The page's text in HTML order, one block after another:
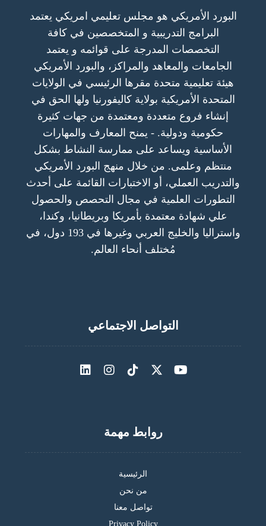
البورد الأمريكي هو مجلس تعليمي امريكي يعتمد
البرامج التدريبية و المتخصصين في كافة
التخصصات المدرجة على قوائمه و يعتمد
الجامعات والمعاهد والمراكز، والبورد الأمريكي
هيئة تعليمية متحدة مقرها الرئيسي في الولايات
المتحدة الأمريكية بولاية كاليفورنيا ولها الحق في
إنشاء فروع متعددة ومعتمدة من جهات كثيرة
حكومية ودولية. - يمنح المعارف والمهارات
الأساسية ويساعد على ممارسة النشاط بشكل
منتظم وعلمى. من خلال منهج البورد الأمريكي
والتدريب العملي، أو الاختبارات القائمة على أحدث
التطورات العلمية في مجال التحصص والحصول
علي شهادة معتمدة بأمريكا وبريطانيا، وكندا،
واستراليا والخليج العربي وغيرها في 193 دول، في
مُختلف أنحاء العالم.
التواصل الاجتماعي
روابط مهمة
الرئيسية
من نحن
تواصل معنا
Privacy Policy